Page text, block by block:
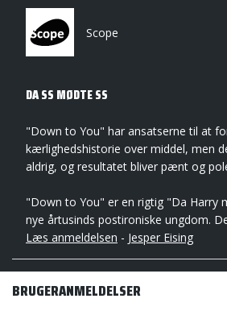
Scope
DA SS MØDTE SS
"Down to You" har ansatserne til at
kærlighedshistorie over middel, men
aldrig, og resultatet bliver pænt og
"Down to You" er en rigtig "Da Harry
nye årtusinds postironiske ungdom.
Læs anmeldelsen - Jesper Eising
BRUGERANMELDELSER